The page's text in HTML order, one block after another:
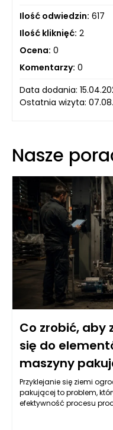
Ilość odwiedzin: 617
Ilość kliknięć: 2
Ocena: 0
Komentarzy: 0
Data dodania:
Ostatnia wizyta:
Nasze
Co zrobić, aby
się do
maszyny
Przyklejanie się ziemi
pakującej to problem,
efektywność procesu
ziemi oraz konstrukcji